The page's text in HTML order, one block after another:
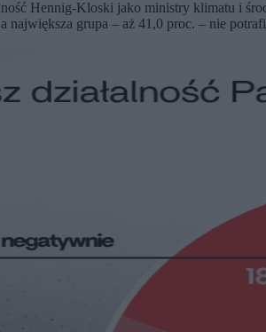
Hennig-Kloski jako ministry klimatu i
największa grupa – aż 41,0 proc. – nie